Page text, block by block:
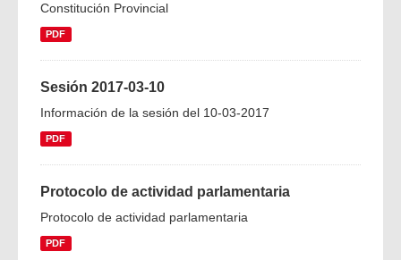
Constitución Provincial
PDF
Sesión 2017-03-10
Información de la sesión del 10-03-2017
PDF
Protocolo de actividad parlamentaria
Protocolo de actividad parlamentaria
PDF